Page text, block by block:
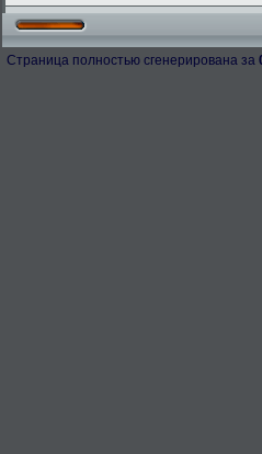
Страница полностью сгенерирована за